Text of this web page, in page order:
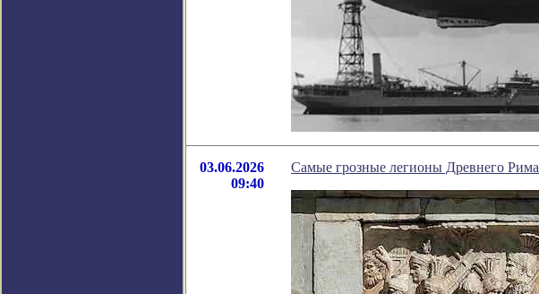
03.06.2026
09:40
Самые грозные легионы Древнего Рима